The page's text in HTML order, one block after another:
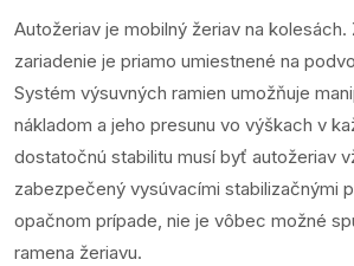
Autožeriav je mobilný žeriav na kolesách.
zariadenie je priamo umiestnené na
Systém výsuvných ramien umožňuje
nákladom a jeho presunu vo výškach v
dostatočnú stabilitu musí byť autožeriav
zabezpečený vysúvacími stabilizačnými
opačnom prípade, nie je vôbec možné
ramena žeriavu.